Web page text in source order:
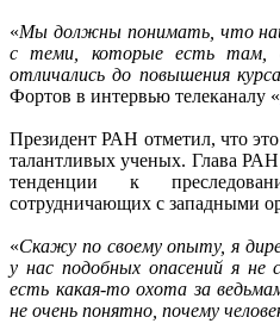
«Мы должны понимать, что
с теми, которые есть там,
отличались до повышения
Фортов в интервью телеканалу «
Президент РАН отметил, что
талантливых ученых. Глава
тенденции к
сотрудничающих с западными
«Скажу по своему опыту, я
у нас подобных опасений я
есть какая-то охота за
не очень понятно, почему